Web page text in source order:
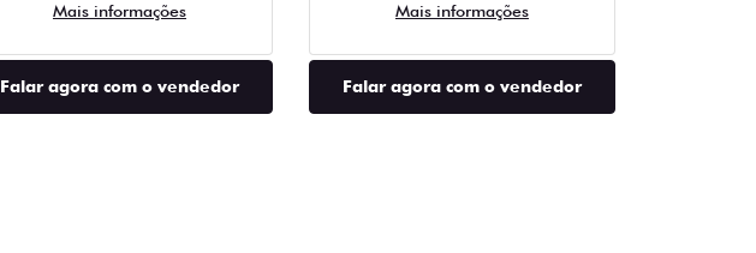
Mais informações
Falar agora com o vendedor
Mais informações
Falar agora com o vendedor